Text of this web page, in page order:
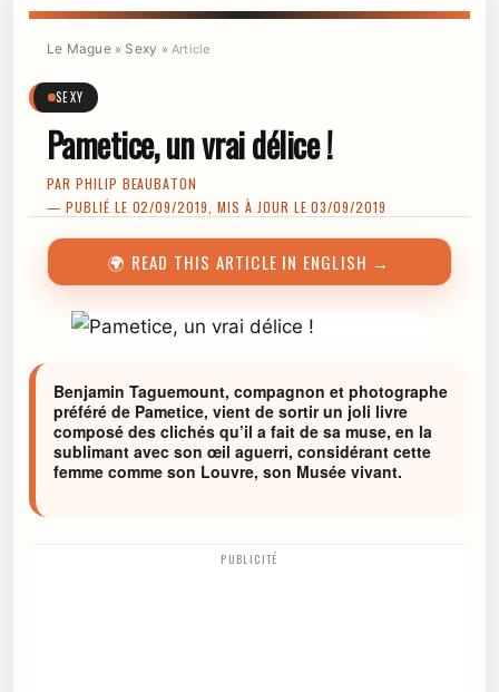
Le Mague» Sexy » Article
SEXY
Pametice, un vrai délice !
PAR PHILIP BEAUBATON
— PUBLIÉ LE 02/09/2019, MIS À JOUR LE 03/09/2019
🌍 READ THIS ARTICLE IN ENGLISH →
Benjamin Taguemount, compagnon et photographe
préféré de Pametice, vient de sortir un joli livre
composé des clichés qu’il a fait de sa muse, en la
sublimant avec son œil aguerri, considérant cette
femme comme son Louvre, son Musée vivant.
PUBLICITÉ